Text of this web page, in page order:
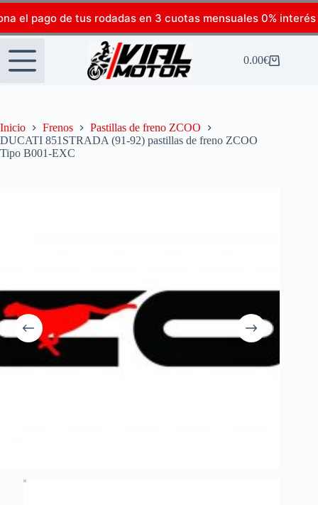
el pago de tus rodadas en 3 cuotas mensuales 0% interés
0.00€
Inicio Frenos
Pastillas de freno ZCOO
DUCATI 851STRADA (91-92) pastillas de freno ZCOO
Tipo B001-EXC